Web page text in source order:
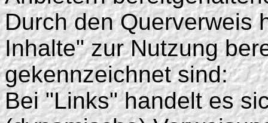
Durch den Querverweis
Inhalte" zur Nutzung
gekennzeichnet sind:
Bei "Links" handelt es